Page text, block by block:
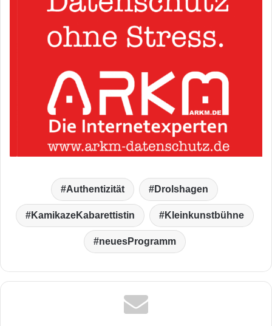
Authentizität Drolshagen
KamikazeKabarettistin Kleinkunstbühne
neuesProgramm